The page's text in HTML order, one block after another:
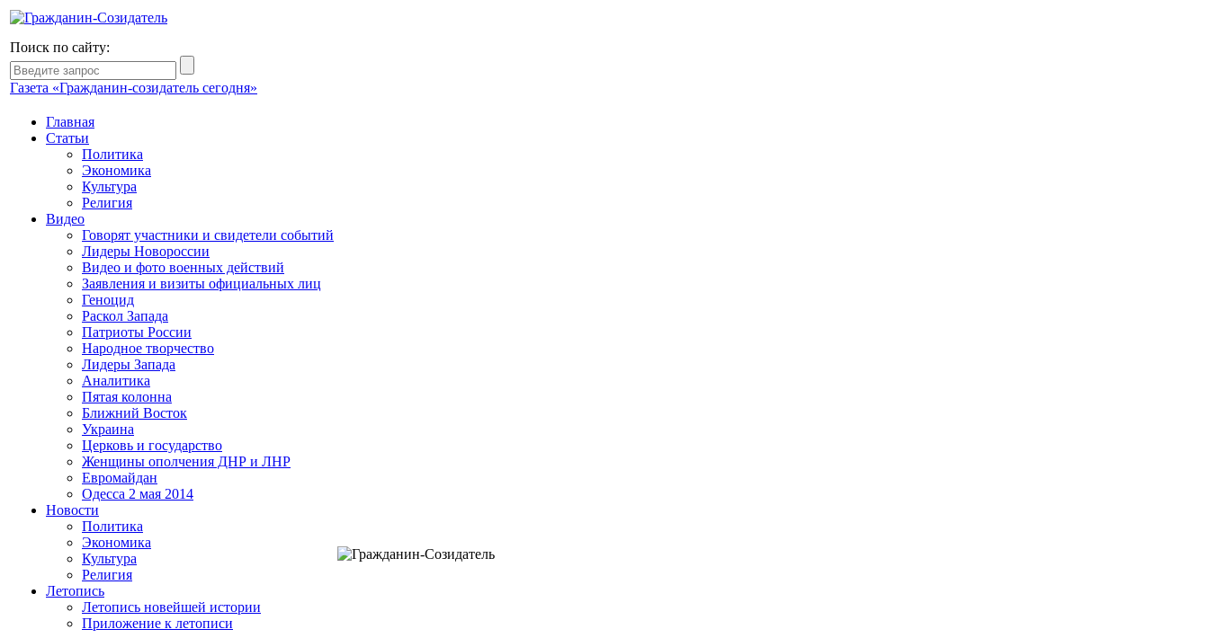
Поиск по сайту:
Газета «Гражданин-созидатель сегодня»
Главная
Статьи
Политика
Экономика
Культура
Религия
Видео
Говорят участники и свидетели событий
Лидеры Новороссии
Видео и фото военных действий
Заявления и визиты официальных лиц
Геноцид
Раскол Запада
Патриоты России
Народное творчество
Лидеры Запада
Аналитика
Пятая колонна
Ближний Восток
Украина
Церковь и государство
Женщины ополчения ДНР и ЛНР
Евромайдан
Одесса 2 мая 2014
Новости
Политика
Экономика
Культура
Религия
Летопись
Летопись новейшей истории
Приложение к летописи